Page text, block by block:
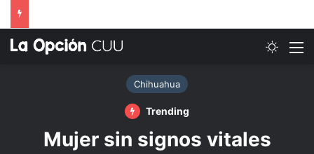
Chihuahua
Trending
Mujer sin signos vitales